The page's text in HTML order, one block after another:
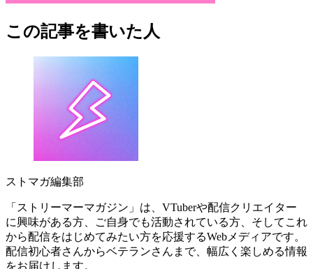
この記事を書いた人
ストマガ編集部
「ストリーマーマガジン」は、VTuberや配信クリエイター
に興味がある方、ご自身でも活動されている方、そしてこれ
から配信をはじめてみたい方を応援するWebメディアです。
配信初心者さんからベテランさんまで、幅広く楽しめる情報
をお届けします。